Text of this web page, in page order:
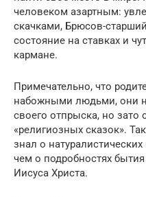
человеком азартным:
скачками, Брюсов-
состояние на ставках и
кармане.
Примечательно, что
набожными людьми, они
своего отпрыска, но зато
«религиозных сказок».
знал о
чем о подробностях
Иисуса Христа.